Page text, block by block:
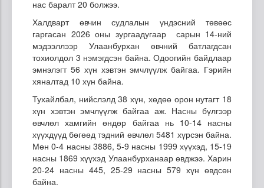
нас баралт 20 болжээ.
Халдварт өвчин судлалын үндэсний төвөөс
гаргасан 2026 оны зургаадугаар сарын 14-ний
мэдээллээр Улаанбурхан өвчний батлагдсан
тохиолдол 3 нэмэгдсэн байна. Одоогийн байдлаар
эмнэлэгт 56 хүн хэвтэн эмчлүүлж байгаа. Гэрийн
хяналтад 10 хүн байна.
Тухайлбал, нийслэлд 38 хүн, хөдөө орон нутагт 18
хүн хэвтэн эмчлүүлж байгаа аж. Насны бүлгээр
өвчлөл хамгийн өндөр байгаа нь 10-14 насны
хүүхдүүд бөгөөд тэдний өвчлөл 5481 хүрсэн байна.
Мөн 0-4 насны 3886, 5-9 насны 1999 хүүхэд, 15-19
насны 1869 хүүхэд Улаанбурханаар өвджээ. Харин
20-24 насны 445, 25-29 насны 579 хүн өвдсөн
байна.